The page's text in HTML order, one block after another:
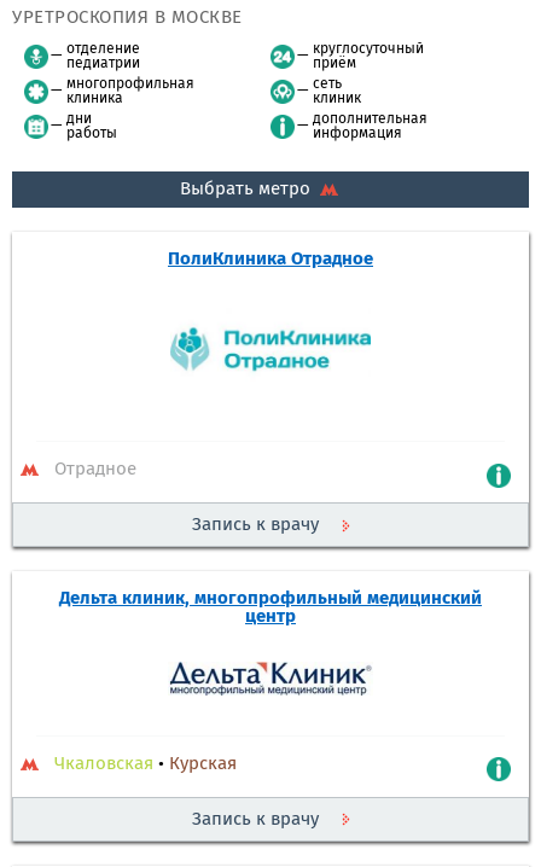
УРЕТРОСКОПИЯ В МОСКВЕ
отделение
педиатрии
многопрофильная
клиника
дни
работы
круглосуточный
приём
сеть
клиник
дополнительная
информация
Выбрать метро
ПолиКлиника Отрадное
Отрадное
Запись к врачу
Дельта клиник, многопрофильный медицинский
центр
Чкаловская • Курская
Запись к врачу